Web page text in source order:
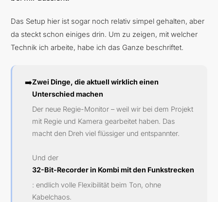
Das Setup hier ist sogar noch relativ simpel gehalten, aber
da steckt schon einiges drin. Um zu zeigen, mit welcher
Technik ich arbeite, habe ich das Ganze beschriftet.
➡️Zwei Dinge, die aktuell wirklich einen
Unterschied machen
Der neue Regie-Monitor – weil wir bei dem Projekt
mit Regie und Kamera gearbeitet haben. Das
macht den Dreh viel flüssiger und entspannter.
Und der
32-Bit-Recorder in Kombi mit den Funkstrecken
: endlich volle Flexibilität beim Ton, ohne
Kabelchaos.